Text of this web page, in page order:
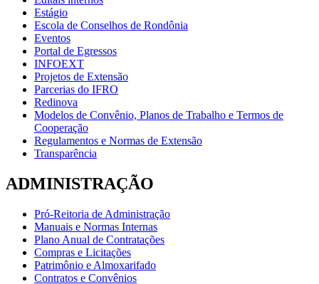
Estágio
Escola de Conselhos de Rondônia
Eventos
Portal de Egressos
INFOEXT
Projetos de Extensão
Parcerias do IFRO
Redinova
Modelos de Convênio, Planos de Trabalho e Termos de
Cooperação
Regulamentos e Normas de Extensão
Transparência
ADMINISTRAÇÃO
Pró-Reitoria de Administração
Manuais e Normas Internas
Plano Anual de Contratações
Compras e Licitações
Patrimônio e Almoxarifado
Contratos e Convênios